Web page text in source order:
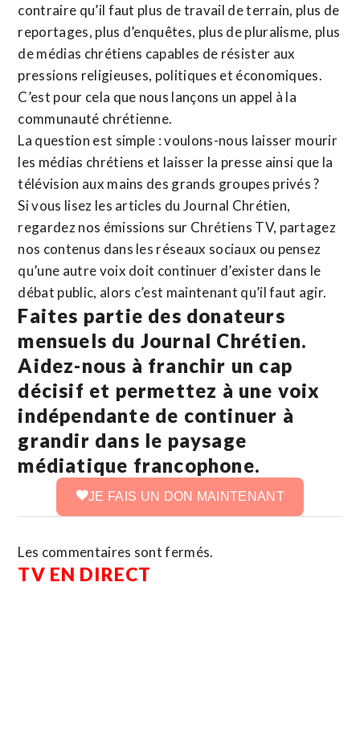
contraire qu’il faut plus de travail de terrain, plus de
reportages, plus d’enquêtes, plus de pluralisme, plus
de médias chrétiens capables de résister aux
pressions religieuses, politiques et économiques.
C’est pour cela que nous lançons un appel à la
communauté chrétienne.
La question est simple : voulons-nous laisser mourir
les médias chrétiens et laisser la presse ainsi que la
télévision aux mains des grands groupes privés ?
Si vous lisez les articles du Journal Chrétien,
regardez nos émissions sur Chrétiens TV, partagez
nos contenus dans les réseaux sociaux ou pensez
qu’une autre voix doit continuer d’exister dans le
débat public, alors c’est maintenant qu’il faut agir.
Faites partie des donateurs
mensuels du Journal Chrétien.
Aidez-nous à franchir un cap
décisif et permettez à une voix
indépendante de continuer à
grandir dans le paysage
médiatique francophone.
JE FAIS UN DON MAINTENANT
Les commentaires sont fermés.
TV EN DIRECT